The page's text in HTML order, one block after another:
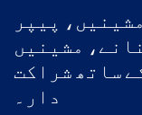
پیپر
مشینیں
ساتھ شراکت
دار۔